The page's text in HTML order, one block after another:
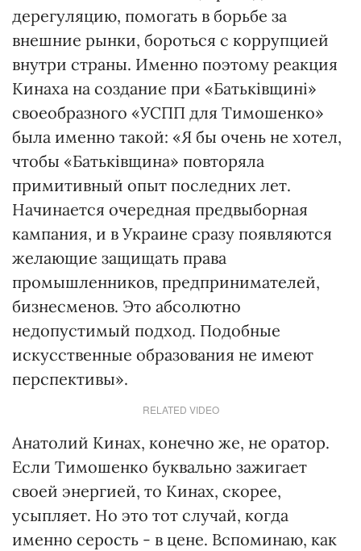
дерегуляцию, помогать в борьбе за
внешние рынки, бороться с коррупцией
внутри страны. Именно поэтому реакция
Кинаха на создание при «Батьківщині»
своеобразного «УСПП для Тимошенко»
была именно такой: «Я бы очень не хотел,
чтобы «Батьківщина» повторяла
примитивный опыт последних лет.
Начинается очередная предвыборная
кампания, и в Украине сразу появляются
желающие защищать права
промышленников, предпринимателей,
бизнесменов. Это абсолютно
недопустимый подход. Подобные
искусственные образования не имеют
перспективы».
RELATED VIDEO
Анатолий Кинах, конечно же, не оратор.
Если Тимошенко буквально зажигает
своей энергией, то Кинах, скорее,
усыпляет. Но это тот случай, когда
именно серость - в цене. Вспоминаю, как